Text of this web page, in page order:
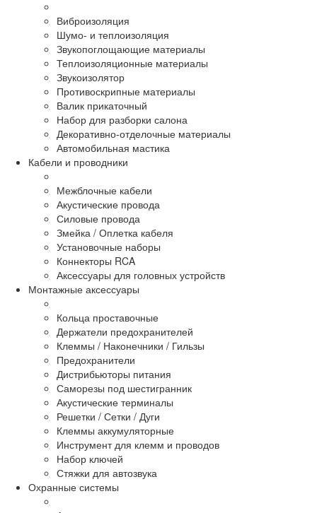
Виброизоляция
Шумо- и теплоизоляция
Звукопоглощающие материалы
Теплоизоляционные материалы
Звукоизолятор
Противоскрипные материалы
Валик прикаточный
Набор для разборки салона
Декоративно-отделочные материалы
Автомобильная мастика
Кабели и проводники
Межблочные кабели
Акустические провода
Силовые провода
Змейка / Оплетка кабеля
Установочные наборы
Коннекторы RCA
Аксессуары для головных устройств
Монтажные аксессуары
Кольца проставочные
Держатели предохранителей
Клеммы / Наконечники / Гильзы
Предохранители
Дистрибьюторы питания
Саморезы под шестигранник
Акустические терминалы
Решетки / Сетки / Дуги
Клеммы аккумуляторные
Инструмент для клемм и проводов
Набор ключей
Стяжки для автозвука
Охранные системы